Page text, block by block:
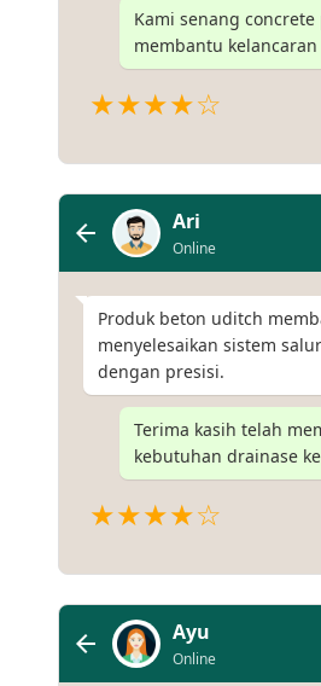
Kami senang
membantu
★★★★☆
Ari
Online
Produk beton uditch
menyelesaikan sistem
dengan presisi.
Terima kasih telah
kebutuhan drainase
★★★★☆
Ayu
Online